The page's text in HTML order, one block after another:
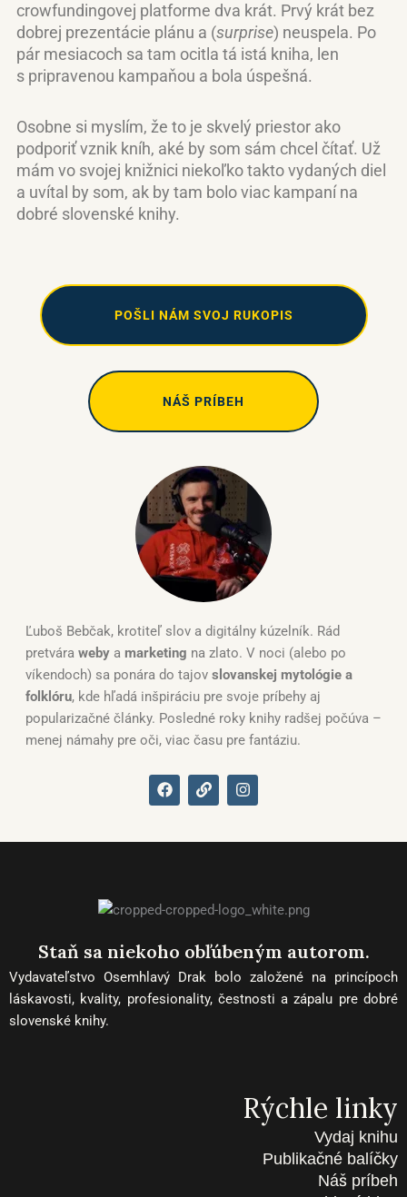
crowfundingovej platforme dva krát. Prvý krát bez
dobrej prezentácie plánu a (surprise) neuspela. Po
pár mesiacoch sa tam ocitla tá istá kniha, len
s pripravenou kampaňou a bola úspešná.
Osobne si myslím, že to je skvelý priestor ako
podporiť vznik kníh, aké by som sám chcel čítať. Už
mám vo svojej knižnici niekoľko takto vydaných diel
a uvítal by som, ak by tam bolo viac kampaní na
dobré slovenské knihy.
POŠLI NÁM SVOJ RUKOPIS
NÁŠ PRÍBEH
Ľuboš Bebčak, krotiteľ slov a digitálny kúzelník. Rád
pretvára webya marketing na zlato. V noci (alebo po
víkendoch) sa ponára do tajov slovanskej mytológie a
folklóru, kde hľadá inšpiráciu pre svoje príbehy aj
popularizačné články. Posledné roky knihy radšej počúva –
menej námahy pre oči, viac času pre fantáziu.
F
a
c
b
L
i
n
I
n
s
a
m
Staň sa niekoho obľúbeným autorom.
Vydavateľstvo Osemhlavý Drak bolo založené na princípoch
láskavosti, kvality, profesionality, čestnosti a zápalu pre dobré
slovenské knihy.
Rýchle linky
Vydaj knihu
Publikačné balíčky
Náš príbeh